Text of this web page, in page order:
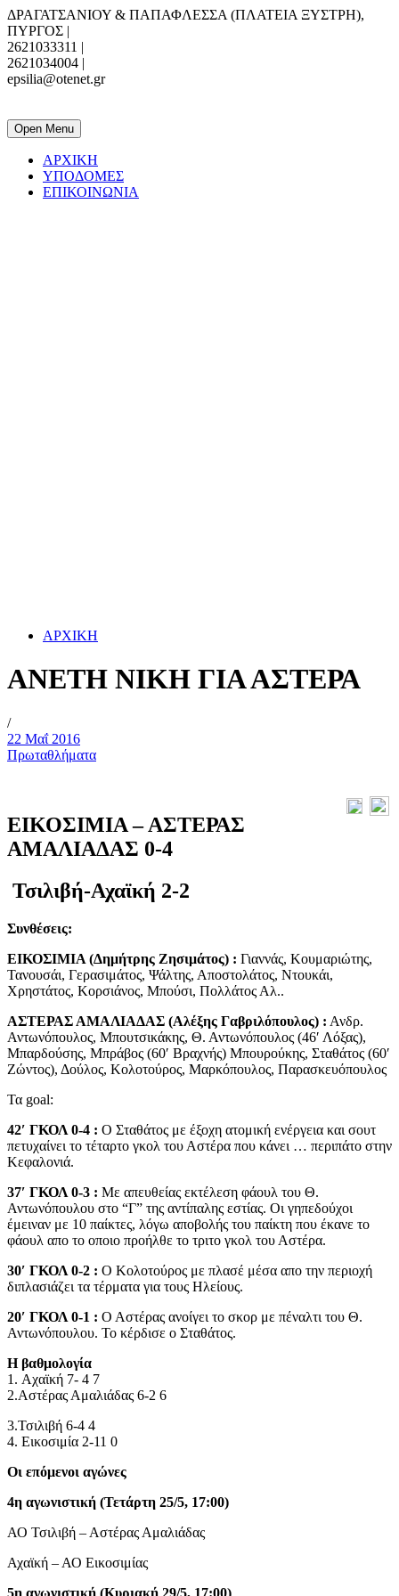
ΔΡΑΓΑΤΣΑΝΙΟΥ & ΠΑΠΑΦΛΕΣΣΑ (ΠΛΑΤΕΙΑ ΞΥΣΤΡΗ),
ΠΥΡΓΟΣ |
2621033311 |
2621034004 |
epsilia@otenet.gr
Open Menu
ΑΡΧΙΚΗ
ΥΠΟΔΟΜΕΣ
ΕΠΙΚΟΙΝΩΝΙΑ
ΑΡΧΙΚΗ
ΑΝΕΤΗ ΝΙΚΗ ΓΙΑ ΑΣΤΕΡΑ
/
22 Μαΐ 2016
Πρωταθλήματα
ΕΙΚΟΣΙΜΙΑ – ΑΣΤΕΡΑΣ
ΑΜΑΛΙΑΔΑΣ 0-4
Τσιλιβή-Αχαϊκή 2-2
Συνθέσεις:
ΕΙΚΟΣΙΜΙΑ (Δημήτρης Ζησιμάτος) : Γιαννάς, Κουμαριώτης,
Τανουσάι, Γερασιμάτος, Ψάλτης, Αποστολάτος, Ντουκάι,
Χρηστάτος, Κορσιάνος, Μπούσι, Πολλάτος Αλ..
ΑΣΤΕΡΑΣ ΑΜΑΛΙΑΔΑΣ (Αλέξης Γαβριλόπουλος) : Ανδρ.
Αντωνόπουλος, Μπουτσικάκης, Θ. Αντωνόπουλος (46′ Λόξας),
Μπαρδούσης, Μπράβος (60′ Βραχνής) Μπουρούκης, Σταθάτος (60′
Ζώντος), Δούλος, Κολοτούρος, Μαρκόπουλος, Παρασκευόπουλος
Τα goal:
42′ ΓΚΟΛ 0-4 : Ο Σταθάτος με έξοχη ατομική ενέργεια και σουτ
πετυχαίνει το τέταρτο γκολ του Αστέρα που κάνει … περιπάτο στην
Κεφαλονιά.
37′ ΓΚΟΛ 0-3 : Με απευθείας εκτέλεση φάουλ του Θ.
Αντωνόπουλου στο “Γ” της αντίπαλης εστίας. Οι γηπεδούχοι
έμειναν με 10 παίκτες, λόγω αποβολής του παίκτη που έκανε το
φάουλ απο το οποιο προήλθε το τριτο γκολ του Αστέρα.
30′ ΓΚΟΛ 0-2 : Ο Κολοτούρος με πλασέ μέσα απο την περιοχή
διπλασιάζει τα τέρματα για τους Ηλείους.
20′ ΓΚΟΛ 0-1 : Ο Αστέρας ανοίγει το σκορ με πέναλτι του Θ.
Αντωνόπουλου. Το κέρδισε ο Σταθάτος.
Η βαθμολογία
1. Aχαϊκή 7- 4 7
2.Αστέρας Αμαλιάδας 6-2 6
3.Τσιλιβή 6-4 4
4. Εικοσιμία 2-11 0
Οι επόμενοι αγώνες
4η αγωνιστική (Τετάρτη 25/5, 17:00)
ΑΟ Τσιλιβή – Αστέρας Αμαλιάδας
Αχαϊκή – ΑΟ Εικοσιμίας
5η αγωνιστική (Κυριακή 29/5, 17:00)